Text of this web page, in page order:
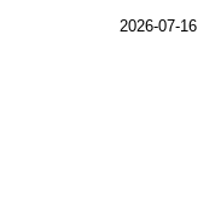
2026-07-16